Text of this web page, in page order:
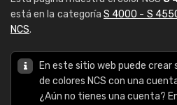
está en la categoría S 4000 - S
NCS.
En este sitio web puede crear
de colores NCS con una
¿Aún no tienes una cuenta?